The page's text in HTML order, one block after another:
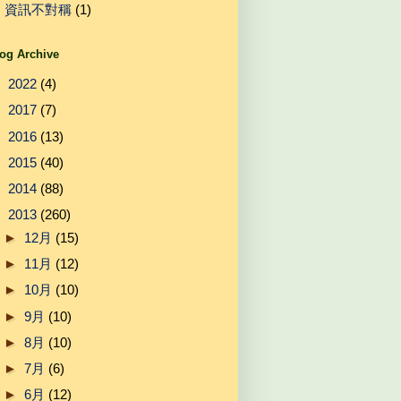
資訊不對稱 (1)
Archive
2022 (4)
2017 (7)
2016 (13)
2015 (40)
2014 (88)
2013 (260)
► 12月 (15)
► 11月 (12)
► 10月 (10)
► 9月 (10)
► 8月 (10)
► 7月 (6)
► 6月 (12)